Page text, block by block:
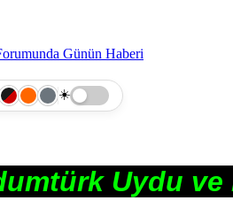
Günün Haberi
☀️
Uydu ve